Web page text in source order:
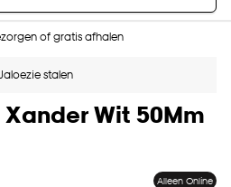
of gratis afhalen
en opmeten aan huis
stalen
Wit 50Mm
Alleen Online